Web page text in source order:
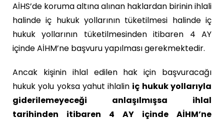
AİHS’de koruma altına alınan haklardan birinin ihlali
halinde iç hukuk yollarının tüketilmesi halinde iç
hukuk yollarının tüketilmesinden itibaren 4 AY
içinde AİHM’ne başvuru yapılması gerekmektedir.
Ancak kişinin ihlal edilen hak için başvuracağı
hukuk yolu yoksa yahut ihlalin iç hukuk yollarıyla
giderilemeyeceği anlaşılmışsa ihlal
tarihinden itibaren 4 AY içinde AİHM’ne